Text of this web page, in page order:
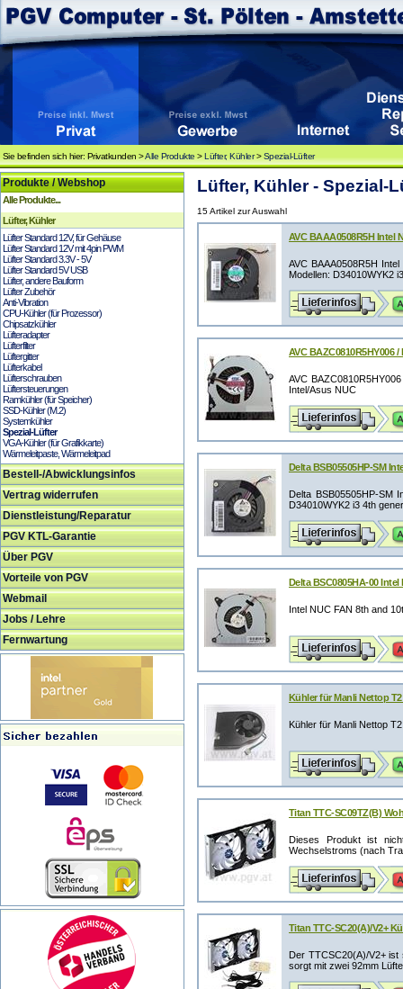
Sie befinden sich hier: Privatkunden >Alle Produkte >Lüfter, Kühler>Spezial-Lüfter
Produkte / Webshop
Alle Produkte...
Lüfter, Kühler
Lüfter Standard 12V, für Gehäuse
Lüfter Standard 12V mit 4pin PWM
Lüfter Standard 3.3V - 5V
Lüfter Standard 5V USB
Lüfter, andere Bauform
Lüfter Zubehör
Anti-Vibration
CPU-Kühler (für Prozessor)
Chipsatzkühler
Lüfteradapter
Lüfterfilter
Lüftergitter
Lüfterkabel
Lüfterschrauben
Lüftersteuerungen
Ramkühler (für Speicher)
SSD-Kühler (M.2)
Systemkühler
Spezial-Lüfter
VGA-Kühler (für Grafikkarte)
Wärmeleitpaste, Wärmeleitpad
Bestell-/Abwicklungsinfos
Vertrag widerrufen
Dienstleistung/Reparatur
PGV KTL-Garantie
Über PGV
Vorteile von PGV
Webmail
Jobs / Lehre
Fernwartung
Lüfter, Kühler - Spezial-
15 Artikel zur Auswahl
AVC BAAA0508R5H Intel
AVC BAAA0508R5H
Modellen: D34010WYK2
AVC BAZC0810R5HY006
AVC
Intel/Asus NUC
Delta BSB05505HP-SM
Delta BSB05505HP-SM
D34010WYK2 i3 4th
Delta BSC0805HA-00
Intel NUC FAN 8th and
Kühler für Manli Nettop
Kühler für Manli Nettop
Titan TTC-SC09TZ(B)
Dieses Produkt ist
Wechselstroms (nach
Titan TTC-SC20(A)/V2+
Der TTCSC20(A)/V2+
sorgt mit zwei 92mm